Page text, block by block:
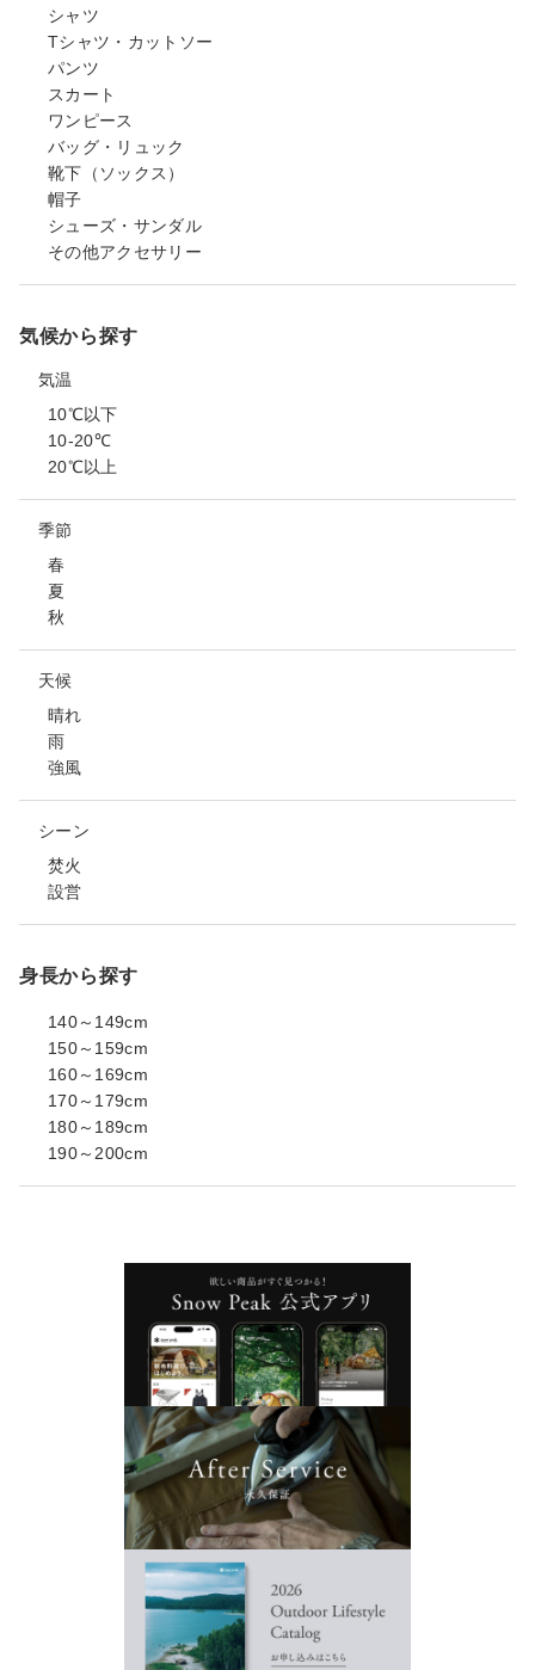
シャツ
Tシャツ・カットソー
パンツ
スカート
ワンピース
バッグ・リュック
靴下（ソックス）
帽子
シューズ・サンダル
その他アクセサリー
気候から探す
気温
10℃以下
10-20℃
20℃以上
季節
春
夏
秋
天候
晴れ
雨
強風
シーン
焚火
設営
身長から探す
140～149cm
150～159cm
160～169cm
170～179cm
180～189cm
190～200cm